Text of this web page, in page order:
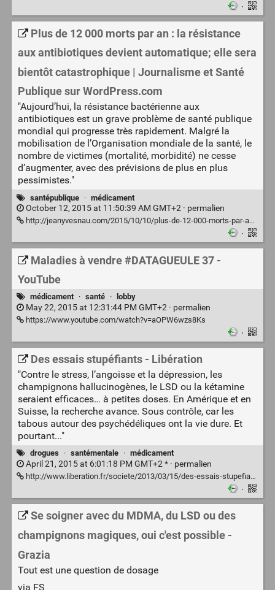
·
Plus de 12 000 morts par an : la résistance
aux antibiotiques devient automatique; elle sera
bientôt catastrophique | Journalisme et Santé
Publique sur WordPress.com
"Aujourd’hui, la résistance bactérienne aux
antibiotiques est un grave problème de santé publique
mondial qui progresse très rapidement. Malgré la
mobilisation de l’Organisation mondiale de la santé, le
nombre de victimes (mortalité, morbidité) ne cesse
d’augmenter, avec des prévisions de plus en plus
pessimistes."
santépublique · médicament
October 12, 2015 at 11:50:39 AM GMT+2 · permalien
http://jeanyvesnau.com/2015/10/10/plus-de-12-000-morts-par-an-la-resistance-aux-antibiotiques-devient-automatique-et-sera-bientot-catastrophique/
·
Maladies à vendre #DATAGUEULE 37 -
YouTube
médicament · santé · lobby
May 22, 2015 at 12:31:44 PM GMT+2 · permalien
https://www.youtube.com/watch?v=aOPW6wzs8Ks
·
Des essais stupéfiants - Libération
"Contre le stress, l’angoisse et la dépression, les
champignons hallucinogènes, le LSD ou la kétamine
seraient efficaces… à petites doses. En Amérique et en
Suisse, la recherche avance. Sous contrôle, car les
tabous autour des psychédéliques ont la vie dure. Et
pourtant..."
drogues · santémentale · médicament
April 21, 2015 at 6:01:18 PM GMT+2 * · permalien
http://www.liberation.fr/societe/2013/03/15/des-essais-stupefiants_888911
·
Se soigner avec du MDMA, du LSD ou des
champignons magiques, oui c'est possible -
Grazia
Tout est une question de dosage
via FS